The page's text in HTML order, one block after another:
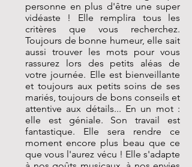
personne en plus d'être une super
vidéaste ! Elle remplira tous les
critères que vous recherchez.
Toujours de bonne humeur, elle sait
aussi trouver les mots pour vous
rassurez lors des petits aléas de
votre journée. Elle est bienveillante
et toujours aux petits soins de ses
mariés, toujours de bons conseils et
attentive aux détails... En un mot :
elle est géniale. Son travail est
fantastique. Elle sera rendre ce
moment encore plus beau que ce
que vous l'aurez vécu ! Elle s'adapte